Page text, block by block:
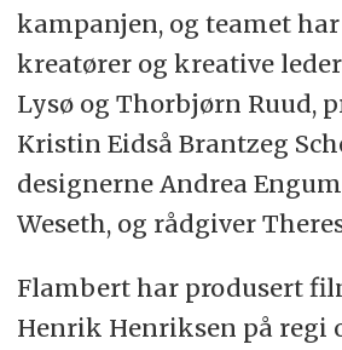
kampanjen, og teamet
kreatører og kreative
Lysø og Thorbjørn Ruud,
Kristin Eidså Brantzeg
designerne Andrea
Weseth, og rådgiver
Flambert har produsert
Henrik Henriksen på regi